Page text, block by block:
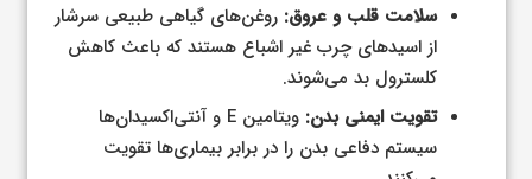
سلامت قلب و عروق: روغن‌های گیاهی طبیعی سرشار
از اسیدهای چرب غیر اشباع هستند که باعث کاهش
کلسترول بد می‌شوند.
تقویت ایمنی بدن:
ویتامین E و آنتی‌اکسیدان‌ها
سیستم دفاعی بدن را در برابر بیماری‌ها تقویت